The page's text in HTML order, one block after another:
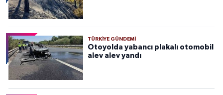
TÜRKIYE GÜNDEMI
Otoyolda yabancı plakalı otomobil
alev alev yandı